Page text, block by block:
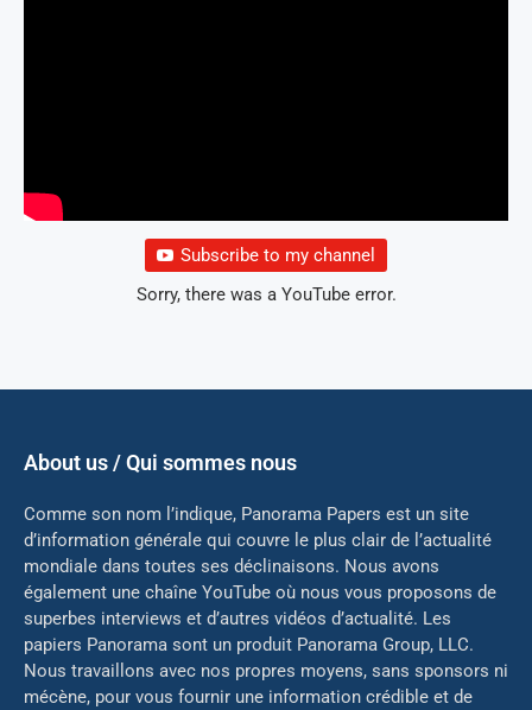
Subscribe to my channel
Sorry, there was a YouTube error.
About us / Qui sommes nous
Comme son nom l’indique, Panorama Papers est un site
d’information générale qui couvre le plus clair de l’actualité
mondiale dans toutes ses déclinaisons. Nous avons
également une chaîne YouTube où nous vous proposons de
superbes interviews et d’autres vidéos d’actualité. Les
papiers Panorama sont un produit Panorama Group, LLC.
Nous travaillons avec nos propres moyens, sans sponsors ni
mécène, pour vous fournir une information crédible et de